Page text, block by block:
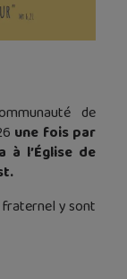
de
une fois par
l’Église de
fraternel y sont